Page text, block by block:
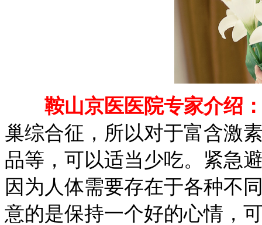
鞍山京医医院专家介绍
巢综合征，所以对于富含激
品等，可以适当少吃。紧急
因为人体需要存在于各种不
意的是保持一个好的心情，